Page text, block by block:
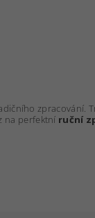
zpracování.
na perfektní ruční